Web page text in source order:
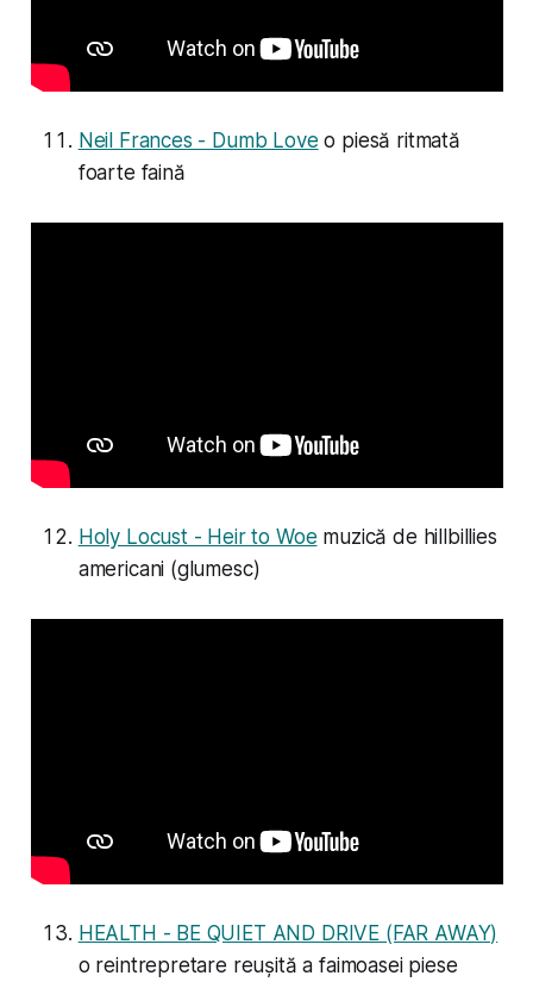
Neil Frances - Dumb Love o piesă ritmată
foarte faină
Holy Locust - Heir to Woe muzică de hillbillies
americani (glumesc)
HEALTH - BE QUIET AND DRIVE (FAR AWAY)
o reintrepretare reușită a faimoasei piese